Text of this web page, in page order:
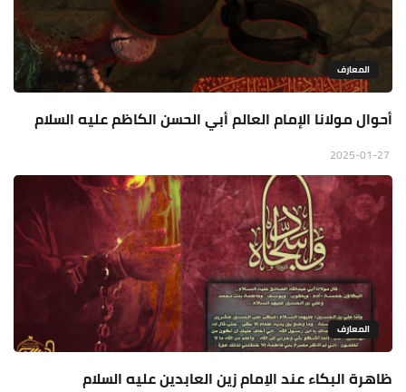
المعارف
أحوال مولانا الإمام العالم أبي الحسن الكاظم عليه السلام
المعارف
ظاهرة البكاء عند الاِمام زين العابدين عليه‌ السلام